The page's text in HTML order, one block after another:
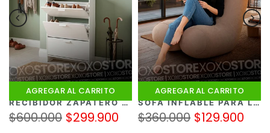
AGREGAR AL CARRITO
RECIBIDOR ZAPATERO ENTRADA HOGAR COLOR BLANCO EN MADERA
$600.000 $299.900
AGREGAR AL CARRITO
SOFÁ INFLABLE PARA LECTURA
$360.000 $129.900